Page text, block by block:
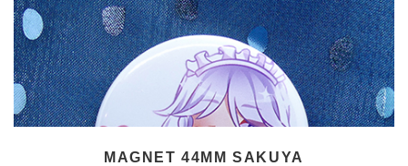
MAGNET 44MM SAKUYA